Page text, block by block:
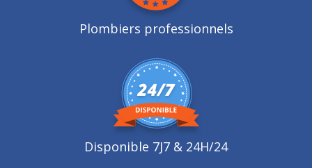
Plombiers professionnels
Disponible 7J7 & 24H/24